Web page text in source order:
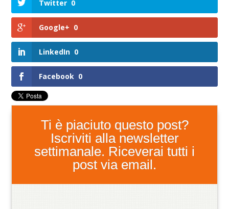
Twitter 0
Google+ 0
LinkedIn 0
Facebook 0
Ti è piaciuto questo post?
Iscriviti alla newsletter
settimanale. Riceverai tutti i
post via email.